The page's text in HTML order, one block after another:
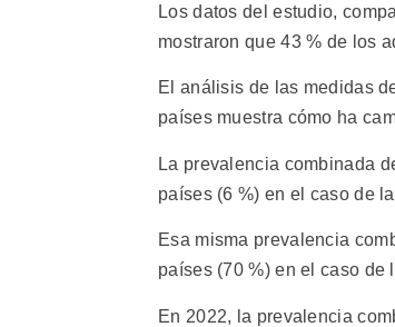
Los datos del estudio,
mostraron que 43 % de los
El análisis de las medidas
países muestra cómo ha
La prevalencia combinada
países (6 %) en el caso de
Esa misma prevalencia
países (70 %) en el caso de
En 2022, la prevalencia